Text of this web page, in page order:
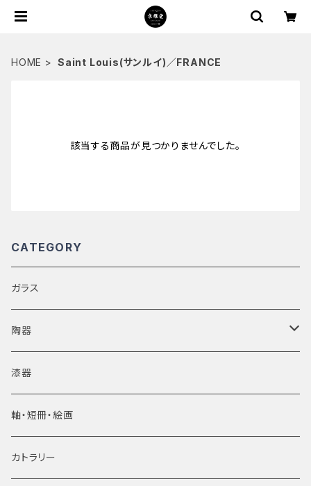
HOME Saint Louis(サンルイ)／FRANCE
該当する商品が見つかりませんでした。
CATEGORY
ガラス
陶器
●Lladro/Spain
漆器
軸・短冊・絵画
カトラリー